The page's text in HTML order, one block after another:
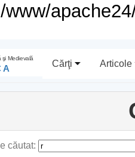
şi Medievală
Cărţi Articole
căutat: